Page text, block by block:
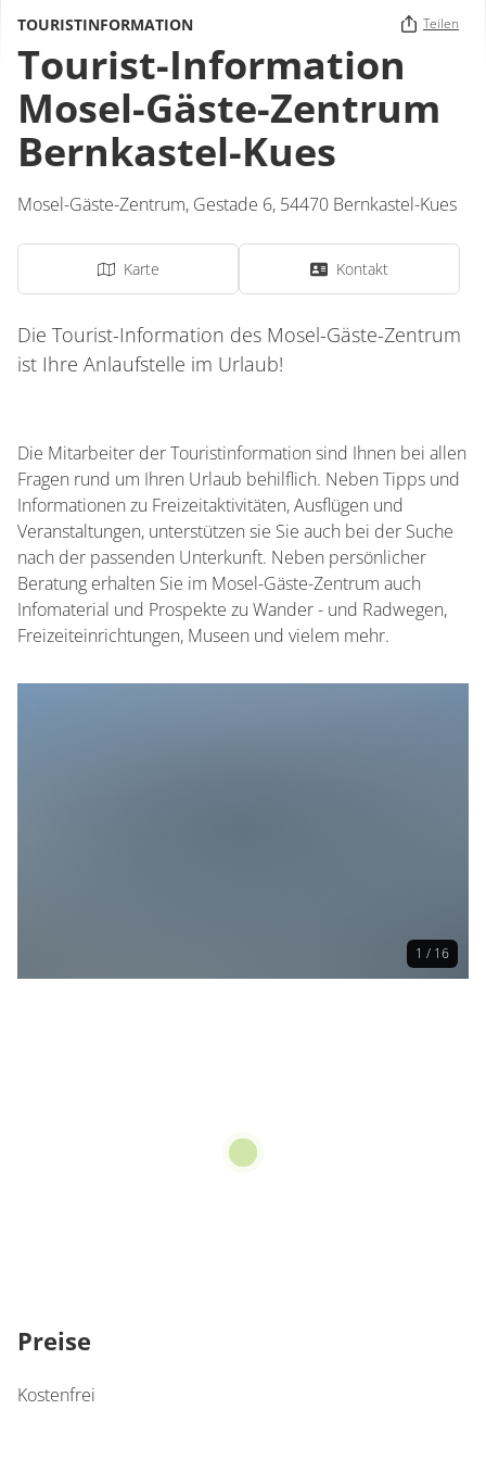
TOURISTINFORMATION Teilen
Tourist-Information
Mosel-Gäste-Zentrum
Bernkastel-Kues
Mosel-Gäste-Zentrum, Gestade 6, 54470 Bernkastel-Kues
Karte Kontakt
Die Tourist-Information des Mosel-Gäste-Zentrum
ist Ihre Anlaufstelle im Urlaub!
Die Mitarbeiter der Touristinformation sind Ihnen bei allen
Fragen rund um Ihren Urlaub behilflich. Neben Tipps und
Informationen zu Freizeitaktivitäten, Ausflügen und
Veranstaltungen, unterstützen sie Sie auch bei der Suche
nach der passenden Unterkunft. Neben persönlicher
Beratung erhalten Sie im Mosel-Gäste-Zentrum auch
Infomaterial und Prospekte zu Wander - und Radwegen,
Freizeiteinrichtungen, Museen und vielem mehr.
1 / 16
Preise
Kostenfrei